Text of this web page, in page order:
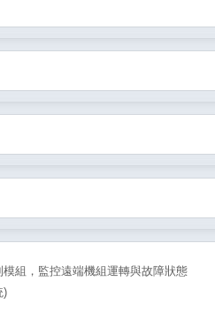
組，監控遠端機組運轉與故障狀態
)